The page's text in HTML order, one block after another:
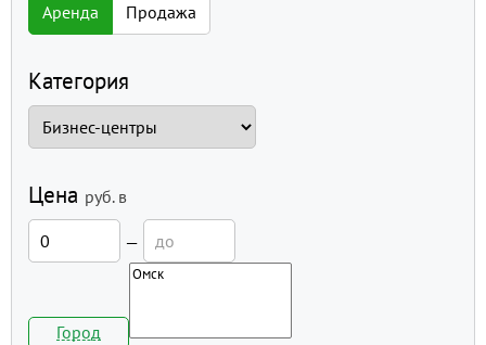
Аренда Продажа
Категория
Цена руб. в
—
Город